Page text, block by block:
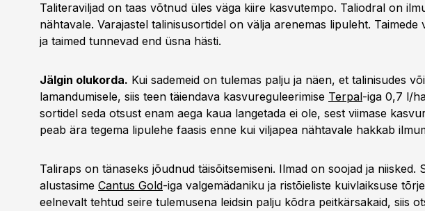
Taliteraviljad on taas võtnud üles väga kiire kasvutempo. Taliodral on
nähtavale. Varajastel talinisusortidel on välja arenemas lipuleht. Taimede
ja taimed tunnevad end üsna hästi.
Jälgin olukorda. Kui sademeid on tulemas palju ja näen, et talinisudes
lamandumisele, siis teen täiendava kasvureguleerimise Terpal-iga 0,7 l/
sortidel seda otsust enam aega kaua langetada ei ole, sest viimase
peab ära tegema lipulehe faasis enne kui viljapea nähtavale hakkab
Taliraps on tänaseks jõudnud täisõitsemiseni. Ilmad on soojad ja niisked.
alustasime Cantus Gold-iga valgemädaniku ja ristõieliste kuivlaiksuse
eelnevalt tehtud seire tulemusena leidsin palju kõdra peitkärsakaid, siis